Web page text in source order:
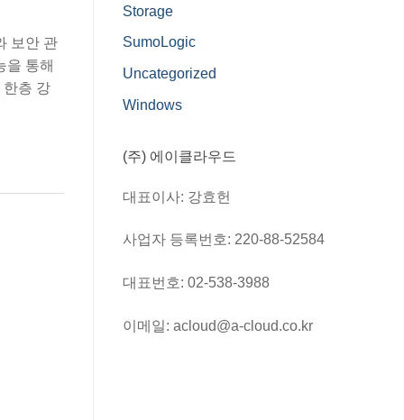
보안 관
을 통해
한층 강
Storage
SumoLogic
Uncategorized
Windows
(주) 에이클라우드
대표이사: 강효헌
사업자 등록번호: 220-88-52584
대표번호: 02-538-3988
이메일: acloud@a-cloud.co.kr